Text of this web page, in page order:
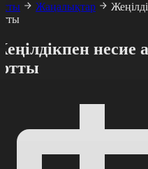
Жаңалықтар
несие